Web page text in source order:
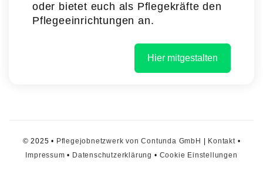
oder bietet euch als Pflegekräfte den
Pflegeeinrichtungen an.
Hier mitgestalten
© 2025 • Pflegejobnetzwerk von Contunda GmbH Kontakt•
Impressum • Datenschutzerklärung • Cookie Einstellungen